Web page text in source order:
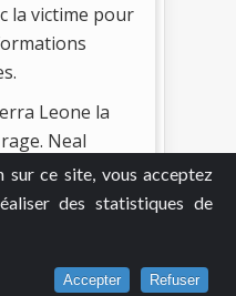
sur ce site, vous acceptez
des statistiques de
Accepter Refuser
la victime pour
Leone la
Neal
de 12 ans,
lorsqu’un
dans un chaos